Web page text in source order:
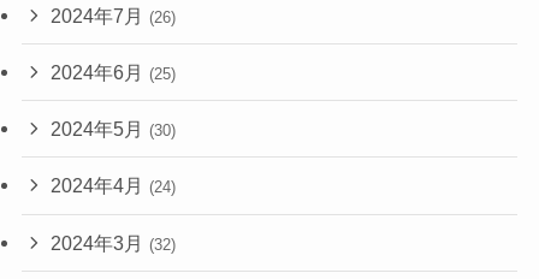
2024年7月 (26)
2024年6月 (25)
2024年5月 (30)
2024年4月 (24)
2024年3月 (32)